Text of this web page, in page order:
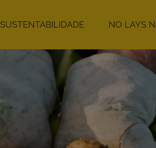
SUSTENTABILIDADE​ NO LAYS